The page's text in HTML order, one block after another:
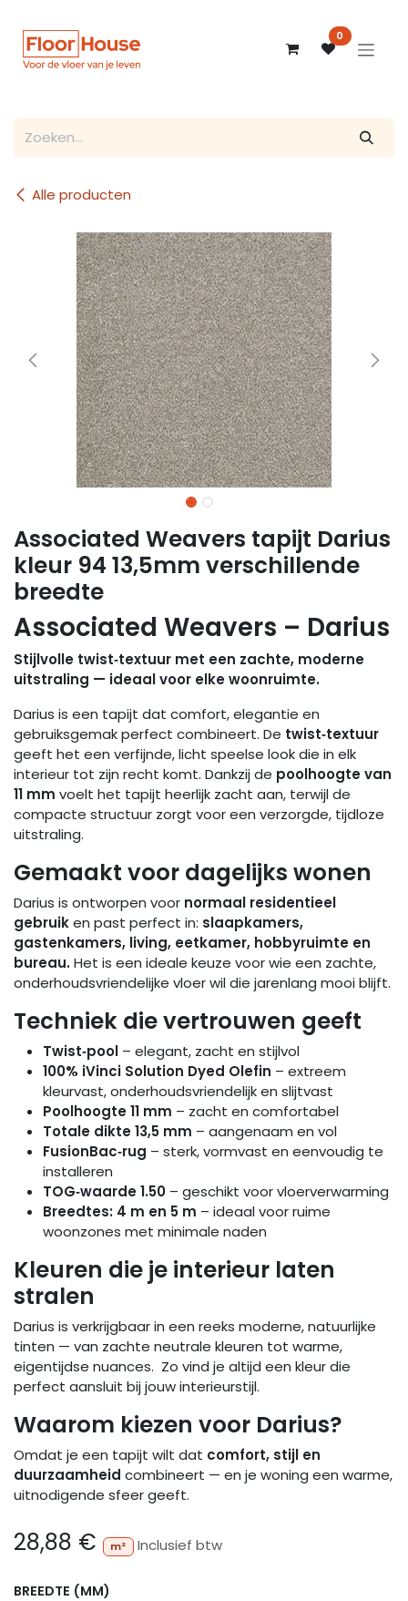
0
Alle producten
Associated Weavers tapijt Darius
kleur 94 13,5mm verschillende
breedte
Associated Weavers – Darius
Stijlvolle twist‑textuur met een zachte, moderne
uitstraling — ideaal voor elke woonruimte.
Darius is een tapijt dat comfort, elegantie en
gebruiksgemak perfect combineert. De twist‑textuur
geeft het een verfijnde, licht speelse look die in elk
interieur tot zijn recht komt. Dankzij de poolhoogte van
11 mm voelt het tapijt heerlijk zacht aan, terwijl de
compacte structuur zorgt voor een verzorgde, tijdloze
uitstraling.
Gemaakt voor dagelijks wonen
Darius is ontworpen voor normaal residentieel
gebruiken past perfect in: slaapkamers,
gastenkamers, living, eetkamer, hobbyruimte en
bureau.Het is een ideale keuze voor wie een zachte,
onderhoudsvriendelijke vloer wil die jarenlang mooi blijft.
Techniek die vertrouwen geeft
Twist‑pool – elegant, zacht en stijlvol
100% iVinci Solution Dyed Olefin – extreem
kleurvast, onderhoudsvriendelijk en slijtvast
Poolhoogte 11 mm – zacht en comfortabel
Totale dikte 13,5 mm – aangenaam en vol
FusionBac‑rug – sterk, vormvast en eenvoudig te
installeren
TOG‑waarde 1.50 – geschikt voor vloerverwarming
Breedtes: 4 m en 5 m – ideaal voor ruime
woonzones met minimale naden
Kleuren die je interieur laten
stralen
Darius is verkrijgbaar in een reeks moderne, natuurlijke
tinten — van zachte neutrale kleuren tot warme,
eigentijdse nuances. Zo vind je altijd een kleur die
perfect aansluit bij jouw interieurstijl.
Waarom kiezen voor Darius?
Omdat je een tapijt wilt dat comfort, stijl en
duurzaamheid combineert — en je woning een warme,
uitnodigende sfeer geeft.
28,88 € m² Inclusief btw
BREEDTE (MM)